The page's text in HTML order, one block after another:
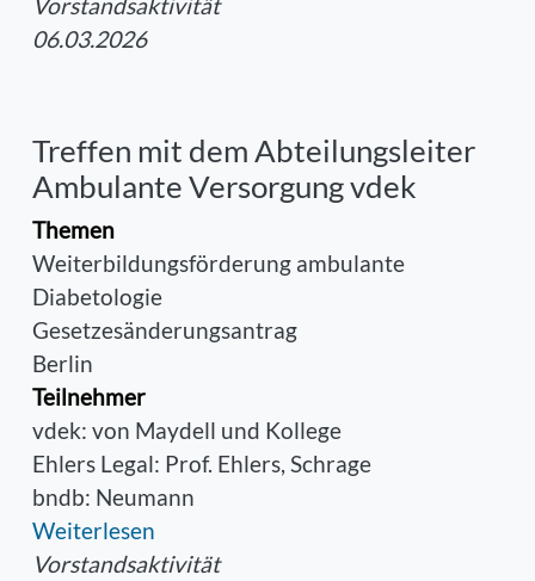
06.03.2026
Treffen mit dem Abteilungsleiter
Ambulante Versorgung vdek
Themen
Weiterbildungsförderung ambulante
Diabetologie
Gesetzesänderungsantrag
Berlin
Teilnehmer
vdek: von Maydell und Kollege
Ehlers Legal: Prof. Ehlers, Schrage
bndb: Neumann
Weiterlesen
Vorstandsaktivität